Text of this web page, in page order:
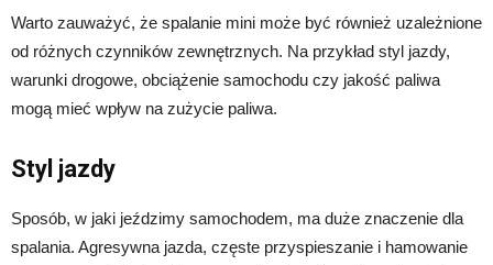
Warto zauważyć, że spalanie mini może być również uzależnione
od różnych czynników zewnętrznych. Na przykład styl jazdy,
warunki drogowe, obciążenie samochodu czy jakość paliwa
mogą mieć wpływ na zużycie paliwa.
Styl jazdy
Sposób, w jaki jeździmy samochodem, ma duże znaczenie dla
spalania. Agresywna jazda, częste przyspieszanie i hamowanie